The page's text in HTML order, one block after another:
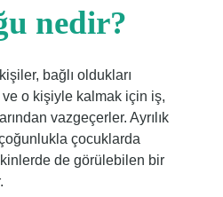
nedir?
bağlı oldukları
ve o kişiyle kalmak için iş,
vazgeçerler. Ayrılık
çocuklarda
de görülebilen bir